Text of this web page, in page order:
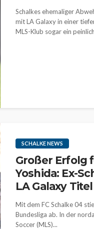
Schalkes ehemaliger
mit LA Galaxy in einer
MLS-Klub sogar ein
SCHALKE NEWS
Großer Erfolg
Yoshida: Ex-
LA Galaxy
Mit dem FC Schalke 04
Bundesliga ab. In der
Soccer (MLS)...